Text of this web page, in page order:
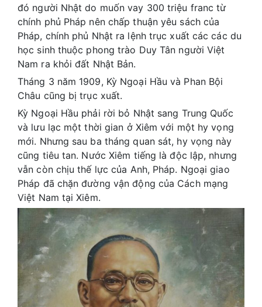
đó người Nhật do muốn vay 300 triệu franc từ
chính phủ Pháp nên chấp thuận yêu sách của
Pháp, chính phủ Nhật ra lệnh trục xuất các các du
học sinh thuộc phong trào Duy Tân người Việt
Nam ra khỏi đất Nhật Bản.
Tháng 3 năm 1909, Kỳ Ngoại Hầu và Phan Bội
Châu cũng bị trục xuất.
Kỳ Ngoại Hầu phải rời bỏ Nhật sang Trung Quốc
và lưu lạc một thời gian ở Xiêm với một hy vọng
mới. Nhưng sau ba tháng quan sát, hy vọng này
cũng tiêu tan. Nước Xiêm tiếng là độc lập, nhưng
vẫn còn chịu thế lực của Anh, Pháp. Ngoại giao
Pháp đã chặn đường vận động của Cách mạng
Việt Nam tại Xiêm.